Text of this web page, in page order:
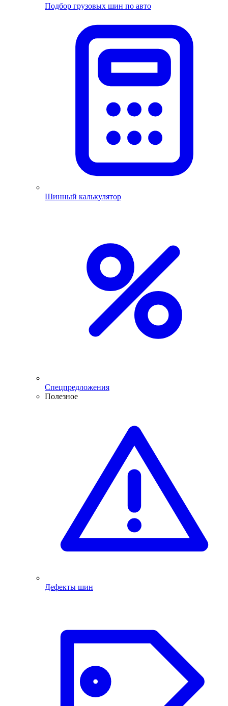
Подбор грузовых шин по авто
Шинный калькулятор
Спецпредложения
Полезное
Дефекты шин